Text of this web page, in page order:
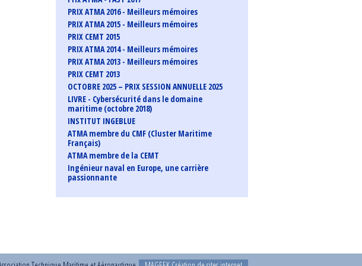
PRIX ATMA 2016 - Meilleurs mémoires
PRIX ATMA 2015 - Meilleurs mémoires
PRIX CEMT 2015
PRIX ATMA 2014 - Meilleurs mémoires
PRIX ATMA 2013 - Meilleurs mémoires
PRIX CEMT 2013
OCTOBRE 2025 – PRIX SESSION ANNUELLE 2025
LIVRE - Cybersécurité dans le domaine
maritime (octobre 2018)
INSTITUT INGEBLUE
ATMA membre du CMF (Cluster Maritime
Français)
ATMA membre de la CEMT
Ingénieur naval en Europe, une carrière
passionnante